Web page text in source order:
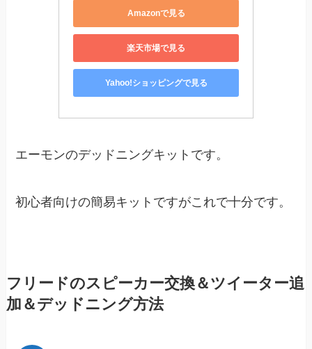
Amazonで見る
楽天市場で見る
Yahoo!ショッピングで見る
エーモンのデッドニングキットです。
初心者向けの簡易キットですがこれで十分です。
フリードのスピーカー交換＆ツイーター追
加＆デッドニング方法